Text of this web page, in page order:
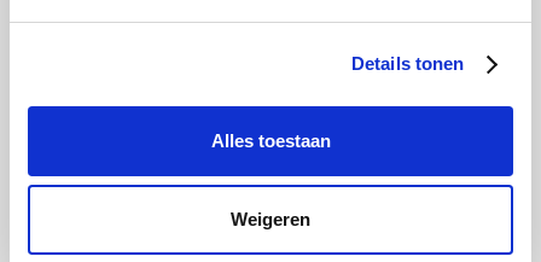
Details tonen
Alles toestaan
Weigeren
Shein Bergfreunde Pazzox Smartwatchbanden